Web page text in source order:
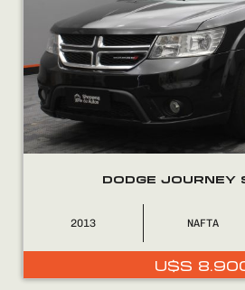
COMPRÁ
VENDÉ
DODGE JOURNEY
2013 NAFTA
U$S